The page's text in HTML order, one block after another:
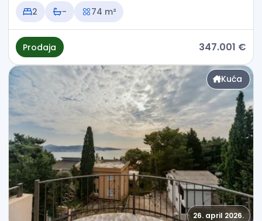
2
- 74 m²
Prodaja 347.001 €
Kuća
26. april 2026.